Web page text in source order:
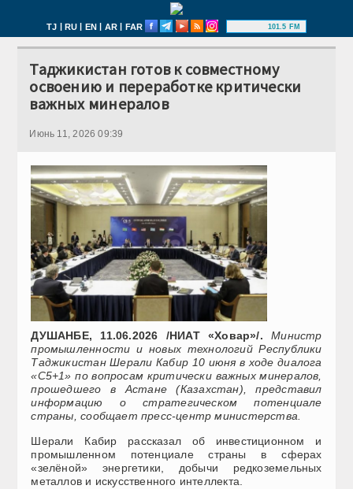
TJ | RU | EN | AR | FAR 101.5 FM
Таджикистан готов к совместному
освоению и переработке критически
важных минералов
Июнь 11, 2026 09:39
ДУШАНБЕ, 11.06.2026 /НИАТ «Ховар»/. Министр
промышленности и новых технологий Республики
Таджикистан Шерали Кабир 10 июня в ходе диалога
«C5+1» по вопросам критически важных минералов,
прошедшего в Астане (Казахстан), представил
информацию о стратегическом потенциале
страны, сообщает пресс-центр министерства.
Шерали Кабир рассказал об инвестиционном и
промышленном потенциале страны в сферах
«зелёной» энергетики, добычи редкоземельных
металлов и искусственного интеллекта.